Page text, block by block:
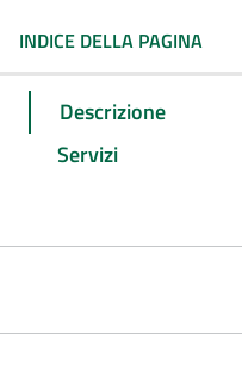
INDICE DELLA PAGINA
Descrizione
Servizi